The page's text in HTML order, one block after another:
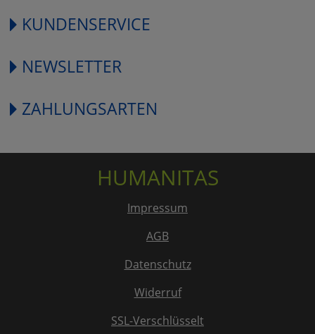
KUNDENSERVICE
NEWSLETTER
ZAHLUNGSARTEN
HUMANITAS
Impressum
AGB
Datenschutz
Widerruf
SSL-Verschlüsselt